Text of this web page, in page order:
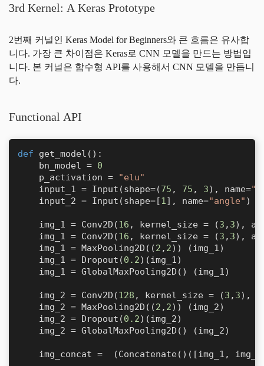
3rd Kernel: A Keras Prototype
2번째 커널인 Keras Model for Beginners와 큰 흐름은 유사합
니다. 가장 큰 차이점은 Keras로 CNN 모델을 만드는 방법입
니다. 본 커널은 함수형 API를 사용해서 CNN 모델을 만듭니
다.
Functional API
def get_model ():
    bn_model =
0
    p_activation =
"elu"
    input_1 = Input(shape=(
75 , 75 , 3), name=
    input_2 = Input(shape=[
1], name="angle" )
    img_1 = Conv2D(
16 , kernel_size = (3 , 3),
    img_1 = Conv2D(
16 , kernel_size = (3 , 3),
    img_1 = MaxPooling2D((
2 , 2)) (img_1)
    img_1 = Dropout(
0.2)(img_1)
    img_1 = GlobalMaxPooling2D() (img_1)
    img_2 = Conv2D(
128 , kernel_size = (3 , 3),
    img_2 = MaxPooling2D((
2 , 2)) (img_2)
    img_2 = Dropout(
0.2)(img_2)
    img_2 = GlobalMaxPooling2D() (img_2)
img_concat =  (Concatenate()([img_1,